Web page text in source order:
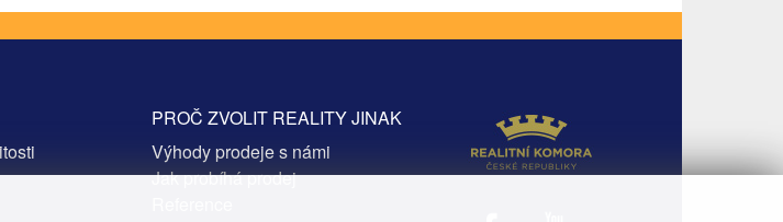
PROČ ZVOLIT REALITY JINAK
Výhody prodeje s námi
Jak probíhá prodej